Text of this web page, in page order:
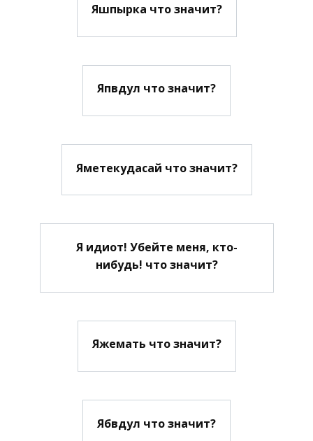
Яшпырка что значит?
Япвдул что значит?
Яметекудасай что значит?
Я идиот! Убейте меня, кто-
нибудь! что значит?
Яжемать что значит?
Ябвдул что значит?